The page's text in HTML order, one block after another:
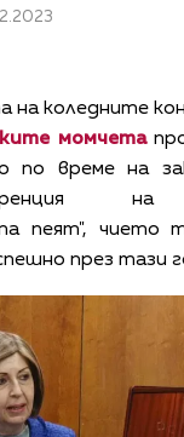
на коледните
момчета
по време на
на
пеят", чието
през тази